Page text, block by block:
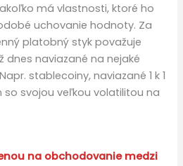
má vlastnosti, ktoré ho
uchovanie hodnoty. Za
platobný styk považuje
dnes naviazané na nejaké
stablecoiny, naviazané 1 k 1
so svojou veľkou volatilitou na
na obchodovanie medzi